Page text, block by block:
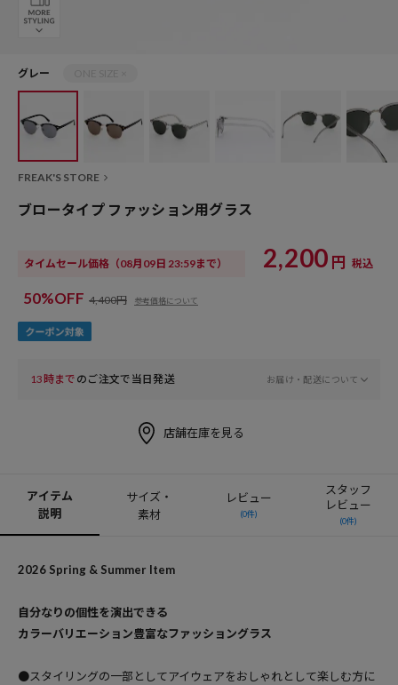
グレー
FREAK'S STORE
ブロータイプ ファッション用グラス
タイムセール価格 （08月09日 23:59まで） 2,200 円 税込
50%OFF 4,400円 参考価格について
13時まで のご注文で当日発送 お届け・配送について
店舗在庫を見る
アイテム
説明
サイズ・
素材
レビュー
(0件)
スタッフ
レビュー
(0件)
2026 Spring & Summer Item
自分なりの個性を演出できる
カラーバリエーション豊富なファッショングラス
●スタイリングの一部としてアイウェアをおしゃれとして楽しむ方に